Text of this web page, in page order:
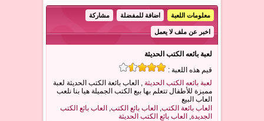
معلومات اللعبة اضافة للمفضلة مشاركة
اخبر عن ملف لا يعمل
لعبة بائعه الكتب الحديثة
قيم هذه اللعبة :
لعبة بائعه الكتب الحديثة , العاب بائعة الكتب الحديثة لعبة
مميزة للأطفال تتعلم بها بيع الكتب الجميلة هيا بنا نلعب
العاب البيع
العاب بائعة الكتب, العاب بائع الكتب, العاب بائع الكتب
الجديدة, العاب بائع الكتب الحديثة